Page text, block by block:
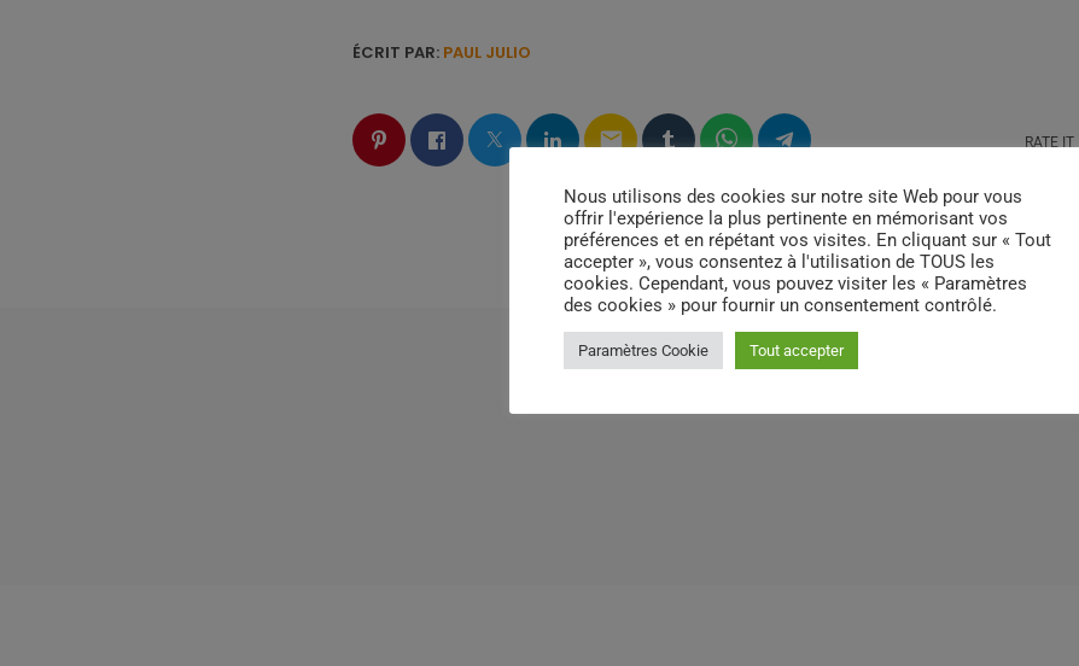
ÉCRIT PAR: PAUL JULIO
email RATE IT
Nous utilisons des cookies sur notre site Web pour vous
offrir l'expérience la plus pertinente en mémorisant vos
préférences et en répétant vos visites. En cliquant sur « Tout
accepter », vous consentez à l'utilisation de TOUS les
cookies. Cependant, vous pouvez visiter les « Paramètres
des cookies » pour fournir un consentement contrôlé.
Paramètres Cookie Tout accepter